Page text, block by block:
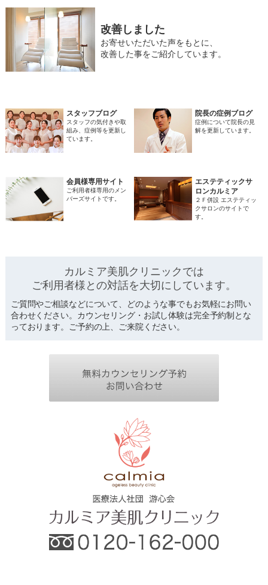
改善しました
お寄せいただいた声をもとに、
改善した事をご紹介しています。
スタッフブログ
スタッフの気付きや取
組み、症例等を更新し
ています。
院長の症例ブログ
症例について院長の見
解を更新しています。
会員様専用サイト
ご利用者様専用のメン
バーズサイトです。
エステティックサ
ロンカルミア
２Ｆ併設 エステティッ
クサロンのサイトで
す。
カルミア美肌クリニックでは
ご利用者様との対話を大切にしています。
ご質問やご相談などについて、どのような事でもお気軽にお問い
合わせください。カウンセリング・お試し体験は完全予約制とな
っております。ご予約の上、ご来院ください。